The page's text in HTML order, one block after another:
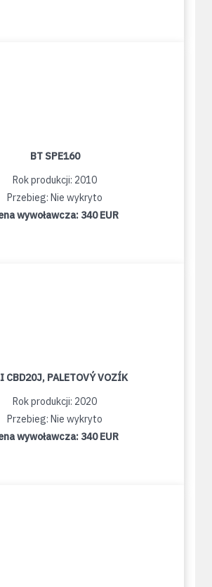
BT SPE160
Rok produkcji: 2010
Przebieg: Nie wykryto
wywoławcza: 340 EUR
CBD20J, PALETOVÝ VOZÍK
Rok produkcji: 2020
Przebieg: Nie wykryto
wywoławcza: 340 EUR